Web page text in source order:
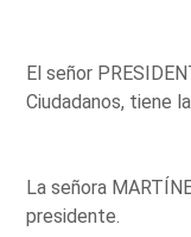
El señor
Ciudadanos, tiene
La señora
presidente.